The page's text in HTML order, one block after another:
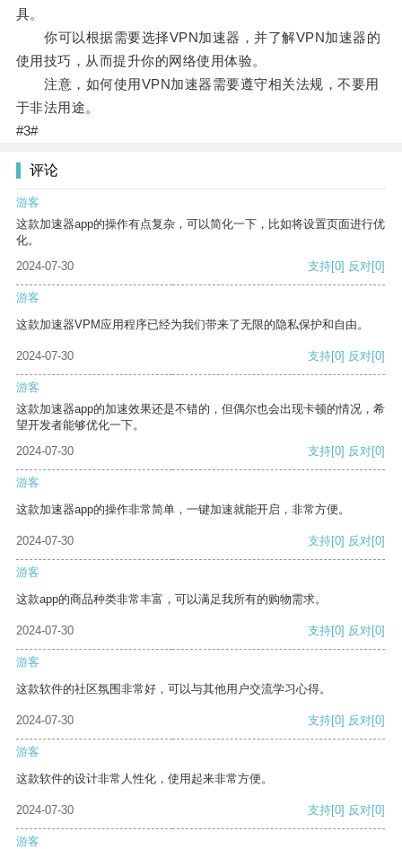
具。
你可以根据需要选择VPN加速器，并了解VPN加速器的
使用技巧，从而提升你的网络使用体验。
注意，如何使用VPN加速器需要遵守相关法规，不要用
于非法用途。
#3#
评论
游客
这款加速器app的操作有点复杂，可以简化一下，比如将设置页面进行优
化。
2024-07-30
支持[0] 反对[0]
游客
这款加速器VPM应用程序已经为我们带来了无限的隐私保护和自由。
2024-07-30 支持[0] 反对[0]
游客
这款加速器app的加速效果还是不错的，但偶尔也会出现卡顿的情况，希
望开发者能够优化一下。
2024-07-30
支持[0] 反对[0]
游客
这款加速器app的操作非常简单，一键加速就能开启，非常方便。
2024-07-30 支持[0] 反对[0]
游客
这款app的商品种类非常丰富，可以满足我所有的购物需求。
2024-07-30 支持[0] 反对[0]
游客
这款软件的社区氛围非常好，可以与其他用户交流学习心得。
2024-07-30 支持[0] 反对[0]
游客
这款软件的设计非常人性化，使用起来非常方便。
2024-07-30 支持[0] 反对[0]
游客